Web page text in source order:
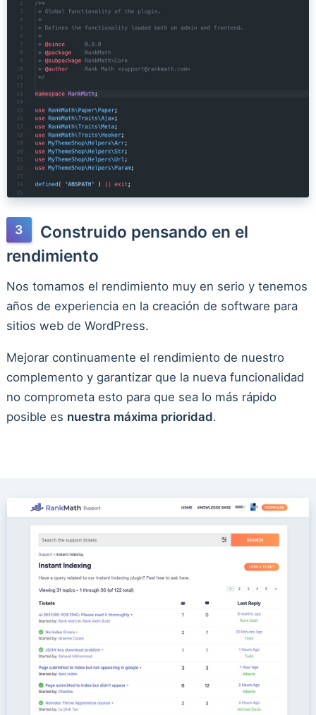
Construido pensando en el
rendimiento
Nos tomamos el rendimiento muy en serio y tenemos
años de experiencia en la creación de software para
sitios web de WordPress.
Mejorar continuamente el rendimiento de nuestro
complemento y garantizar que la nueva funcionalidad
no comprometa esto para que sea lo más rápido
posible es nuestra máxima prioridad.